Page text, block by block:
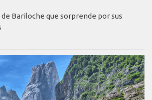
Bariloche que sorprende por sus